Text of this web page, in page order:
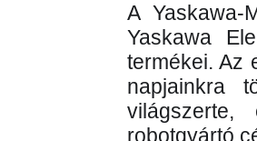
A Yaskawa-
Yaskawa
termékei. Az
napjainkra
robotgyártó